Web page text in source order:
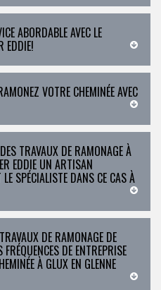
ABORDABLE AVEC LE
EDDIE!
VOTRE CHEMINÉE AVEC
TRAVAUX DE RAMONAGE À
EDDIE UN ARTISAN
LE SPÉCIALISTE DANS CE CAS À
DE RAMONAGE DE
DE ENTREPRISE
À GLUX EN GLENNE